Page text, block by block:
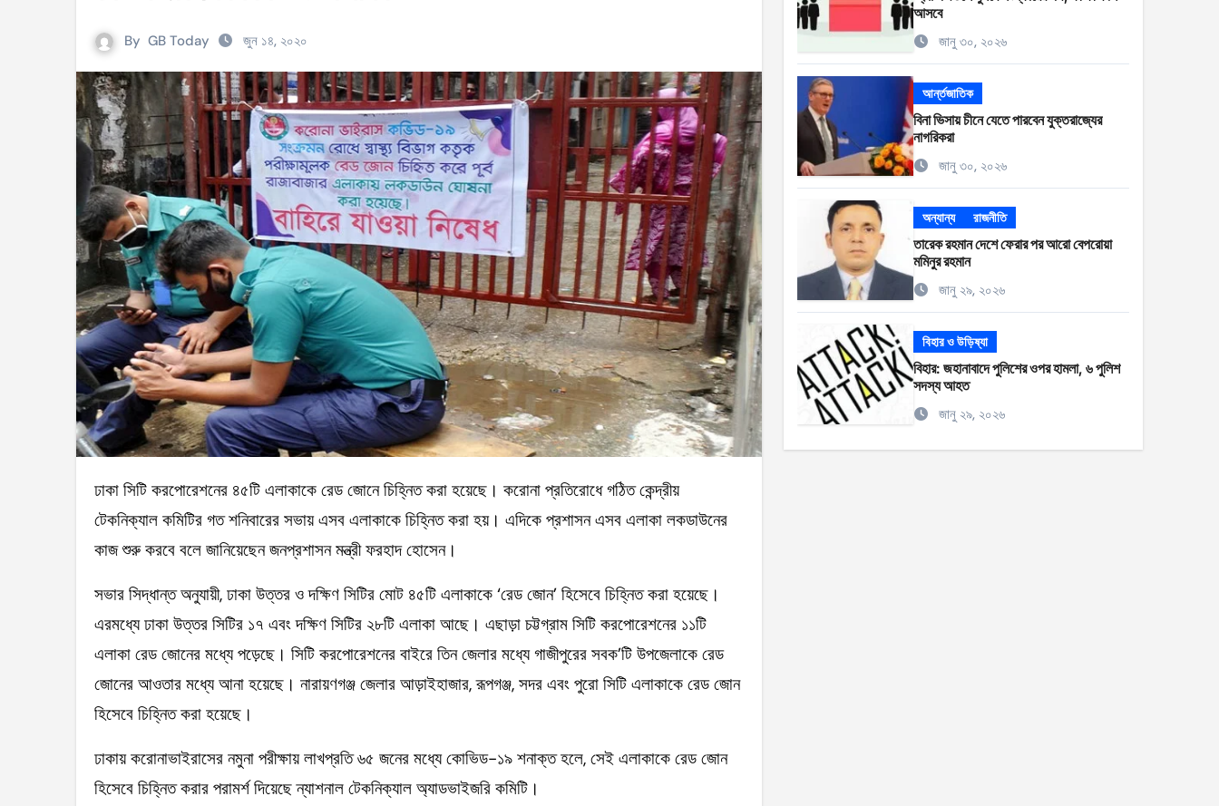
টেংরাটিলা গ্যাসক্ষেত্রে বিস্ফোরণ: ৪২ মিলিয়ন ডলার ক্ষতিপূরণ পাচ্ছে বাংলাদেশ
শিক্ষকদের বাড়তি বেতন সুবিধার নতুন প্রজ্ঞাপন জারি
আইসিসি নারী টি–টুয়েন্টি বিশ্বকাপের টিকেট পেল বাংলাদেশ
মণিপুরে কুকি এবং নাগা জনগোষ্ঠীর মধ্যে উত্তেজনা! আগুনে পুড়ল বেশ কিছু বাড়ি
বেবিচক ভাগ করে রেগুলেটর ও অপারেটর নামে দুটি সংস্থা হচ্ছে
ইরানের বিরুদ্ধে আকাশসীমা ব্যবহার করতে দেবে না সৌদি আরব
পশ্চিমবঙ্গে ভোটের আগে সংখ্যালঘু ভোট নিয়ে সজাগ
‘হ্যাঁ’ জিতলে খুলবে সংস্কারের পথ, কী কী বদল আসবে
By GB Today জুন ১৪, ২০২০
ঢাকা সিটি করপোরেশনের ৪৫টি এলাকাকে রেড জোনে চিহ্নিত করা হয়েছে। করোনা প্রতিরোধে গঠিত কেন্দ্রীয়
টেকনিক্যাল কমিটির গত শনিবারের সভায় এসব এলাকাকে চিহ্নিত করা হয়। এদিকে প্রশাসন এসব এলাকা লকডাউনের
কাজ শুরু করবে বলে জানিয়েছেন জনপ্রশাসন মন্ত্রী ফরহাদ হোসেন।
সভার সিদ্ধান্ত অনুযায়ী, ঢাকা উত্তর ও দক্ষিণ সিটির মোট ৪৫টি এলাকাকে ‘রেড জোন’ হিসেবে চিহ্নিত করা হয়েছে।
এরমধ্যে ঢাকা উত্তর সিটির ১৭ এবং দক্ষিণ সিটির ২৮টি এলাকা আছে। এছাড়া চট্টগ্রাম সিটি করপোরেশনের ১১টি
এলাকা রেড জোনের মধ্যে পড়েছে। সিটি করপোরেশনের বাইরে তিন জেলার মধ্যে গাজীপুরের সবক’টি উপজেলাকে রেড
জোনের আওতার মধ্যে আনা হয়েছে। নারায়ণগঞ্জ জেলার আড়াইহাজার, রূপগঞ্জ, সদর এবং পুরো সিটি এলাকাকে রেড জোন
হিসেবে চিহ্নিত করা হয়েছে।
ঢাকায় করোনাভাইরাসের নমুনা পরীক্ষায় লাখপ্রতি ৬৫ জনের মধ্যে কোভিড-১৯ শনাক্ত হলে, সেই এলাকাকে রেড জোন
হিসেবে চিহ্নিত করার পরামর্শ দিয়েছে ন্যাশনাল টেকনিক্যাল অ্যাডভাইজরি কমিটি।
আসবে
জানু ৩০, ২০২৬
আর্ন্তজাতিক
বিনা ভিসায় চীনে যেতে পারবেন যুক্তরাজ্যের
নাগরিকরা
জানু ৩০, ২০২৬
অন্যান্য রাজনীতি
তারেক রহমান দেশে ফেরার পর আরো বেপরোয়া
মমিনুর রহমান
জানু ২৯, ২০২৬
বিহার ও উড়িষ্যা
বিহার: জহানাবাদে পুলিশের ওপর হামলা, ৬ পুলিশ
সদস্য আহত
জানু ২৯, ২০২৬